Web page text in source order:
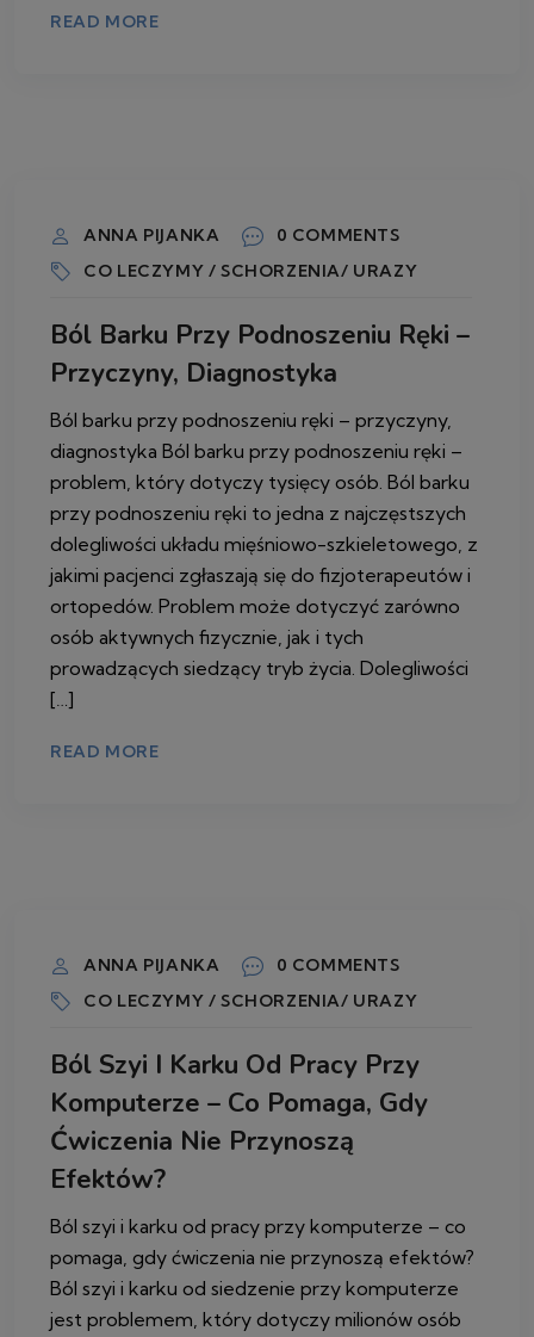
READ MORE
ANNA PIJANKA
0 COMMENTS
CO LECZYMY / SCHORZENIA/ URAZY
Ból Barku Przy Podnoszeniu Ręki –
Przyczyny, Diagnostyka
Ból barku przy podnoszeniu ręki – przyczyny,
diagnostyka Ból barku przy podnoszeniu ręki –
problem, który dotyczy tysięcy osób. Ból barku
przy podnoszeniu ręki to jedna z najczęstszych
dolegliwości układu mięśniowo-szkieletowego, z
jakimi pacjenci zgłaszają się do fizjoterapeutów i
ortopedów. Problem może dotyczyć zarówno
osób aktywnych fizycznie, jak i tych
prowadzących siedzący tryb życia. Dolegliwości
[…]
READ MORE
ANNA PIJANKA
0 COMMENTS
CO LECZYMY / SCHORZENIA/ URAZY
Ból Szyi I Karku Od Pracy Przy
Komputerze – Co Pomaga, Gdy
Ćwiczenia Nie Przynoszą
Efektów?
Ból szyi i karku od pracy przy komputerze – co
pomaga, gdy ćwiczenia nie przynoszą efektów?
Ból szyi i karku od siedzenie przy komputerze
jest problemem, który dotyczy milionów osób